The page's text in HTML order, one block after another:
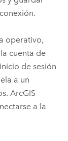
operativo,
cuenta de
de sesión
a un
ArcGIS
a la